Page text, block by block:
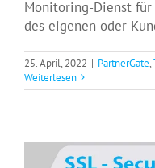
Monitoring-Dienst
des eigenen oder
25. April, 2022 | PartnerGate,
Weiterlesen